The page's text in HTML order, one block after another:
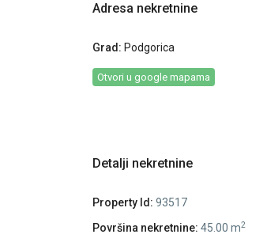
Adresa nekretnine
Grad: Podgorica
Otvori u google mapama
Detalji nekretnine
Property Id: 93517
Površina nekretnine: 45.00 m2